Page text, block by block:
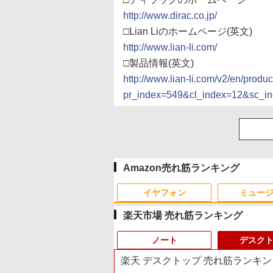
http://www.dirac.co.jp/
□Lian Liのホームページ(英文)
http://www.lian-li.com/
□製品情報(英文)
http://www.lian-li.com/v2/en/
Amazon売れ筋ランキング
イヤフォン ミュー
楽天市場 売れ筋ランキング
ノート デスク
楽天 デスクトップ 売れ筋ランキ